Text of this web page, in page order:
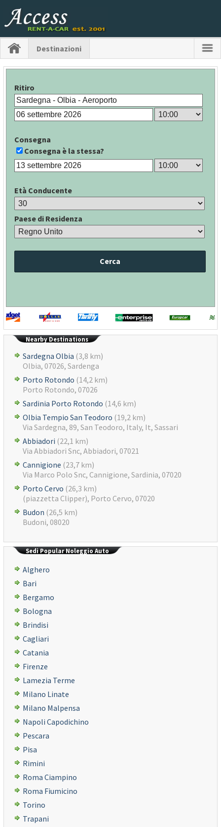
Destinazioni
Ritiro
Consegna
Consegna è la stessa?
Età Conducente
Paese di Residenza
Cerca
Nearby Destinations
Sardegna Olbia (3,8 km)
Olbia, 07026, Sardenga
Porto Rotondo (14,2 km)
Porto Rotondo, 07026
Sardinia Porto Rotondo (14,6 km)
Olbia Tempio San Teodoro (19,2 km)
Via Sardegna, 89, San Teodoro, Italy, It, Sassari
Abbiadori (22,1 km)
Via Abbiadori Snc, Abbiadori, 07021
Cannigione (23,7 km)
Via Marco Polo Snc, Cannigione, Sardinia, 07020
Porto Cervo (26,3 km)
(piazzetta Clipper), Porto Cervo, 07020
Budon (26,5 km)
Budoni, 08020
Sedi Popular Noleggio Auto
Alghero
Bari
Bergamo
Bologna
Brindisi
Cagliari
Catania
Firenze
Lamezia Terme
Milano Linate
Milano Malpensa
Napoli Capodichino
Pescara
Pisa
Rimini
Roma Ciampino
Roma Fiumicino
Torino
Trapani